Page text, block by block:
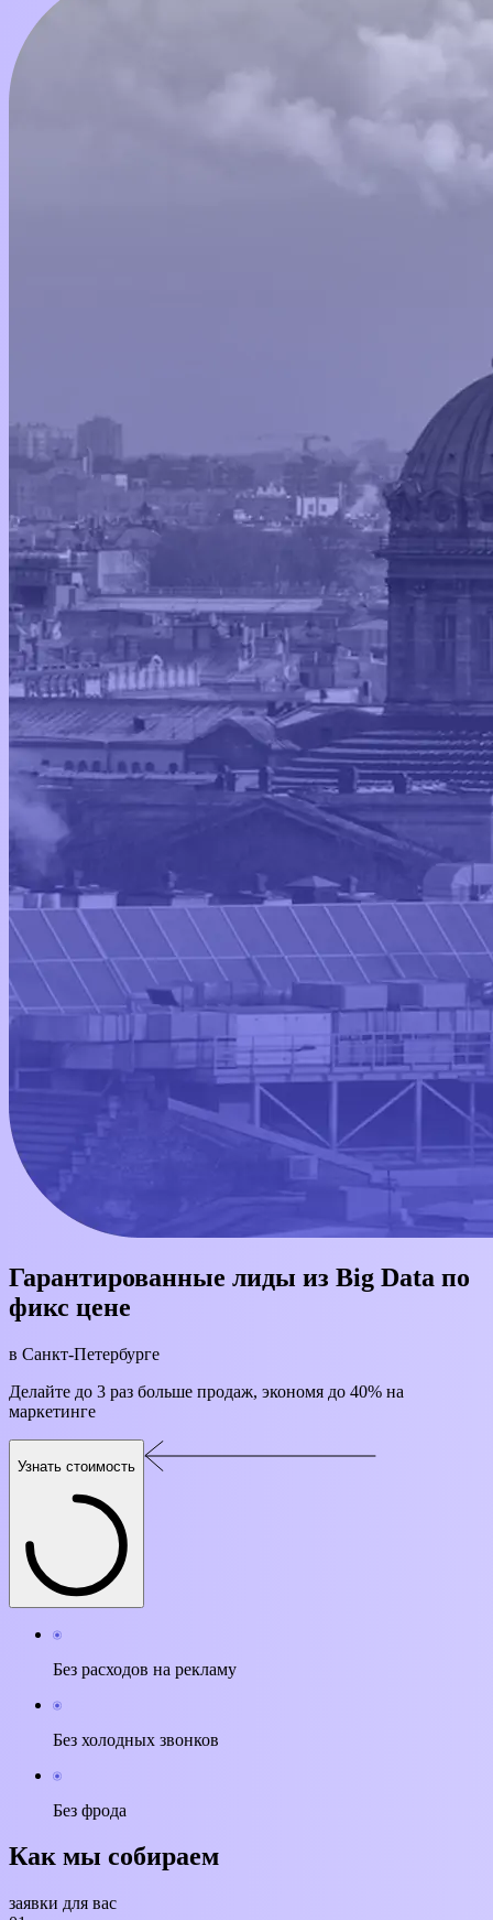
Гарантированные лиды из Big Data по
фикс цене
в Санкт-Петербурге
Делайте до 3 раз больше продаж, экономя до 40% на
маркетинге
Узнать стоимость
Без расходов на рекламу
Без холодных звонков
Без фрода
Как мы собираем
заявки для вас